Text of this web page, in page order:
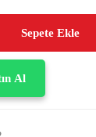
Sepete Ekle
Al